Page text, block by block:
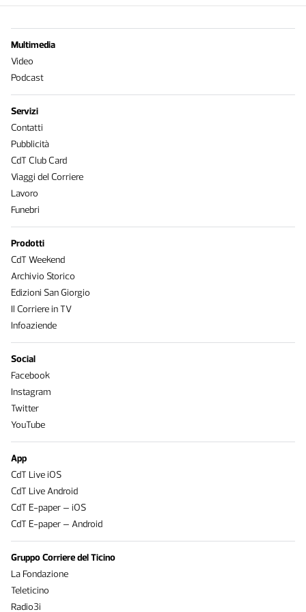
Multimedia
Video
Podcast
Servizi
Contatti
Pubblicità
CdT Club Card
Viaggi del Corriere
Lavoro
Funebri
Prodotti
CdT Weekend
Archivio Storico
Edizioni San Giorgio
Il Corriere in TV
Infoaziende
Social
Facebook
Instagram
Twitter
YouTube
App
CdT Live iOS
CdT Live Android
CdT E-paper – iOS
CdT E-paper – Android
Gruppo Corriere del Ticino
La Fondazione
Teleticino
Radio3i